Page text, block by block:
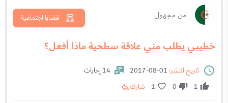
من مجهول
خطيبي يطلب مني علاقة سطحية ماذا أفعل؟
قضايا اجتماعية
تاريخ النشر:
14 إجابات
1
0
1 شارك